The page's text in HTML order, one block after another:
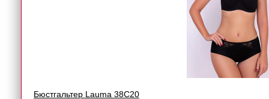
Бюстгальтер Lauma 38C20